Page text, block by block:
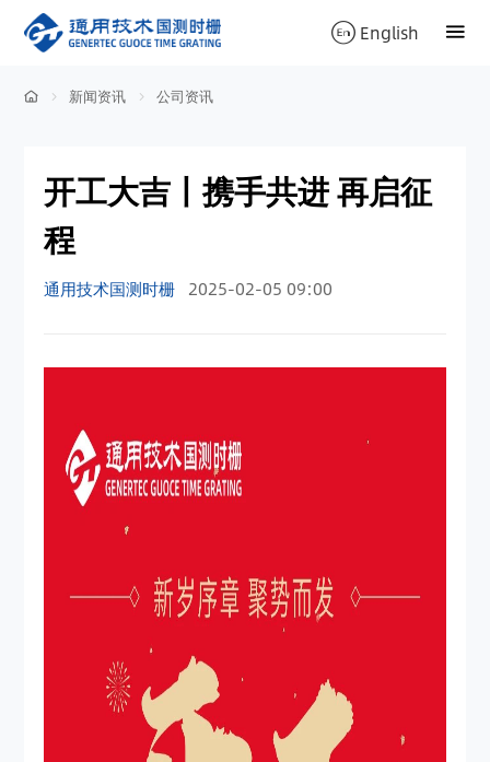
English
新闻资讯 公司资讯
开工大吉丨携手共进 再启征
程
通用技术国测时栅 2025-02-05 09:00